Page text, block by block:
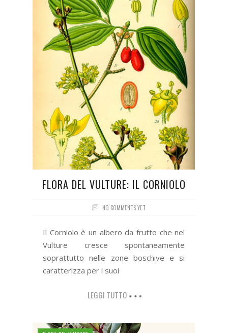
FLORA DEL VULTURE: IL CORNIOLO
NO COMMENTS YET
Il Corniolo è un albero da frutto che nel
Vulture cresce spontaneamente
soprattutto nelle zone boschive e si
caratterizza per i suoi
LEGGI TUTTO